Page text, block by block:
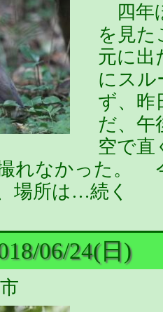
四年
を見た
元に出
にスル
ず、
だ、午
空で直
れなかった。
場所は…続く
06/24(日)